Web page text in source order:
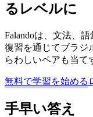
るレベルに
Falandoは、文法、
復習を通じてブラジ
らわしいペアも当て
無料で学習を始める
手早い答え